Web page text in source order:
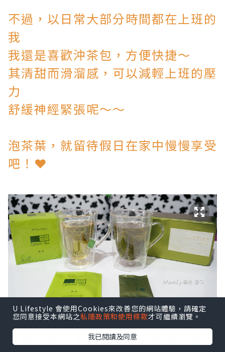
不過，以日常大部分時間都在上班的
我
我還是喜歡沖茶包，方便快捷～
其清甜而滑溜感，可以減輕上班的壓
力
舒緩神經緊張呢～～
泡茶葉，就留待假日在家中慢慢享受
吧！❤
最後要說的是，茶葉最好放進冰箱之
U Lifestyle 會使用Cookies來改善您的網站體驗，請確定
您同意接受本網站之私隱政策和使用條款才可繼續瀏覽。
我已閱讀及同意